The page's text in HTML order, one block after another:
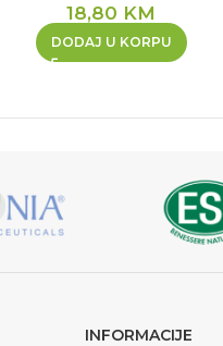
18,80 KM
DODAJ U KORPU
INFORMACIJE